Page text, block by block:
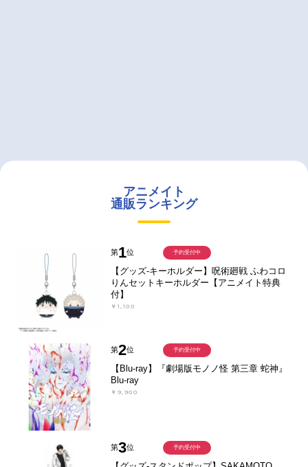
アニメイト
通販ランキング
第1位
【グッズ-キーホルダー】呪術廻戦 ふわコロ
りんセットキーホルダー【アニメイト特典
付】
￥1,100
予約受付中
第2位
【Blu-ray】『劇場版モノノ怪 第三章 蛇神』
Blu-ray
￥9,900
予約受付中
第3位 予約受付中